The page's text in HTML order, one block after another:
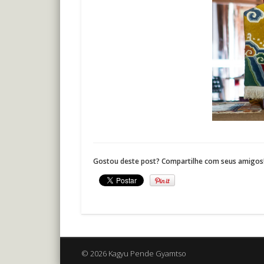
Gostou deste post? Compartilhe com seus
© 2026 Kagyu Pende Gyamtso